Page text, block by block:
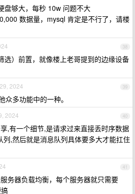
盘够大，每秒 10w 问题不大
数据量，mysql 肯定是不行了，请楼
38
选）前置，就像楼上老哥提到的边缘设备
39
2024
众多功能中的一种。
40
2024
,有一个细节,是请求过来直接丢时序数据
列,然后就是消息队列具体要多大才能扛住
41
务器负载均衡，每个服务器就只需要